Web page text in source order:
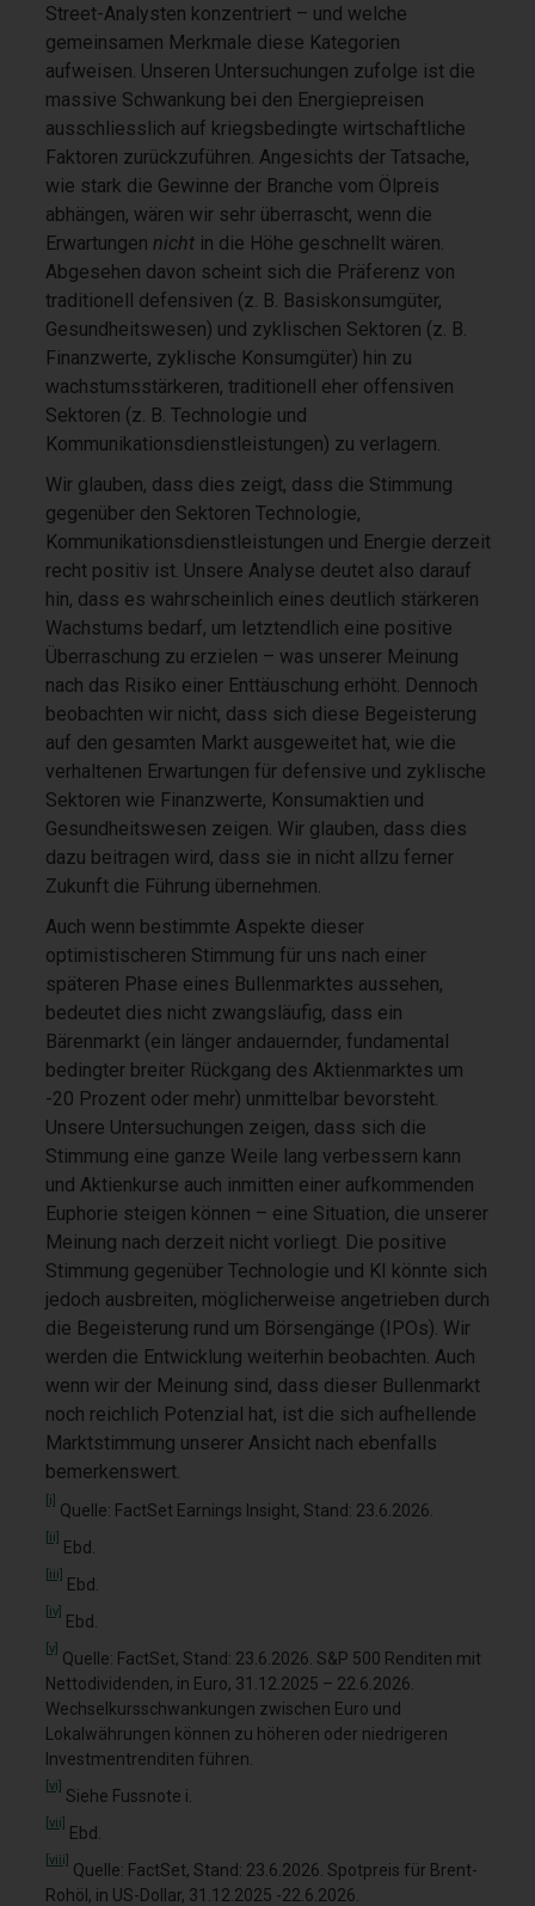
Street-Analysten konzentriert – und welche
gemeinsamen Merkmale diese Kategorien
aufweisen. Unseren Untersuchungen zufolge ist die
massive Schwankung bei den Energiepreisen
ausschliesslich auf kriegsbedingte wirtschaftliche
Faktoren zurückzuführen. Angesichts der Tatsache,
wie stark die Gewinne der Branche vom Ölpreis
abhängen, wären wir sehr überrascht, wenn die
Erwartungen nicht in die Höhe geschnellt wären.
Abgesehen davon scheint sich die Präferenz von
traditionell defensiven (z. B. Basiskonsumgüter,
Gesundheitswesen) und zyklischen Sektoren (z. B.
Finanzwerte, zyklische Konsumgüter) hin zu
wachstumsstärkeren, traditionell eher offensiven
Sektoren (z. B. Technologie und
Kommunikationsdienstleistungen) zu verlagern.
Wir glauben, dass dies zeigt, dass die Stimmung
gegenüber den Sektoren Technologie,
Kommunikationsdienstleistungen und Energie derzeit
recht positiv ist. Unsere Analyse deutet also darauf
hin, dass es wahrscheinlich eines deutlich stärkeren
Wachstums bedarf, um letztendlich eine positive
Überraschung zu erzielen – was unserer Meinung
nach das Risiko einer Enttäuschung erhöht. Dennoch
beobachten wir nicht, dass sich diese Begeisterung
auf den gesamten Markt ausgeweitet hat, wie die
verhaltenen Erwartungen für defensive und zyklische
Sektoren wie Finanzwerte, Konsumaktien und
Gesundheitswesen zeigen. Wir glauben, dass dies
dazu beitragen wird, dass sie in nicht allzu ferner
Zukunft die Führung übernehmen.
Auch wenn bestimmte Aspekte dieser
optimistischeren Stimmung für uns nach einer
späteren Phase eines Bullenmarktes aussehen,
bedeutet dies nicht zwangsläufig, dass ein
Bärenmarkt (ein länger andauernder, fundamental
bedingter breiter Rückgang des Aktienmarktes um
-20 Prozent oder mehr) unmittelbar bevorsteht.
Unsere Untersuchungen zeigen, dass sich die
Stimmung eine ganze Weile lang verbessern kann
und Aktienkurse auch inmitten einer aufkommenden
Euphorie steigen können – eine Situation, die unserer
Meinung nach derzeit nicht vorliegt. Die positive
Stimmung gegenüber Technologie und KI könnte sich
jedoch ausbreiten, möglicherweise angetrieben durch
die Begeisterung rund um Börsengänge (IPOs). Wir
werden die Entwicklung weiterhin beobachten. Auch
wenn wir der Meinung sind, dass dieser Bullenmarkt
noch reichlich Potenzial hat, ist die sich aufhellende
Marktstimmung unserer Ansicht nach ebenfalls
bemerkenswert.
[i] Quelle: FactSet Earnings Insight, Stand: 23.6.2026.
[ii] Ebd.
[iii] Ebd.
[iv] Ebd.
[v] Quelle: FactSet, Stand: 23.6.2026. S&P 500 Renditen mit
Nettodividenden, in Euro, 31.12.2025 – 22.6.2026.
Wechselkursschwankungen zwischen Euro und
Lokalwährungen können zu höheren oder niedrigeren
Investmentrenditen führen.
[vi] Siehe Fussnote i.
[vii] Ebd.
[viii]
Quelle: FactSet, Stand: 23.6.2026. Spotpreis für Brent-
Rohöl, in US-Dollar, 31.12.2025 -22.6.2026.